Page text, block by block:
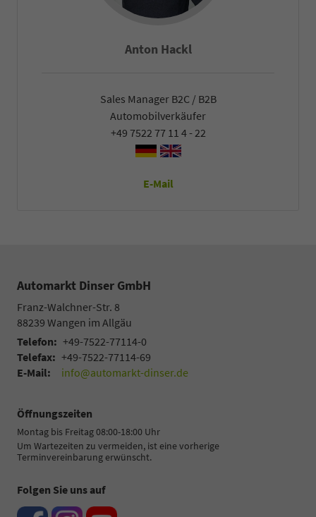
Anton Hackl
Sales Manager B2C / B2B
Automobilverkäufer
+49 7522 77 11 4 - 22
E-Mail
Automarkt Dinser GmbH
Franz-Walchner-Str. 8
88239 Wangen im Allgäu
Telefon: +49-7522-77114-0
Telefax: +49-7522-77114-69
E-Mail:
info@automarkt-dinser.de
Öffnungszeiten
Montag bis Freitag 08:00-18:00 Uhr
Um Wartezeiten zu vermeiden, ist eine vorherige
Terminvereinbarung erwünscht.
Folgen Sie uns auf